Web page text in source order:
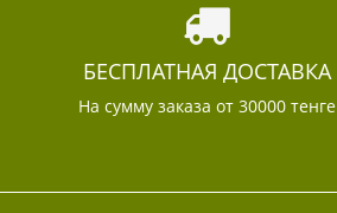
БЕСПЛАТНАЯ ДОСТАВКА
На сумму заказа от 30000 тенге